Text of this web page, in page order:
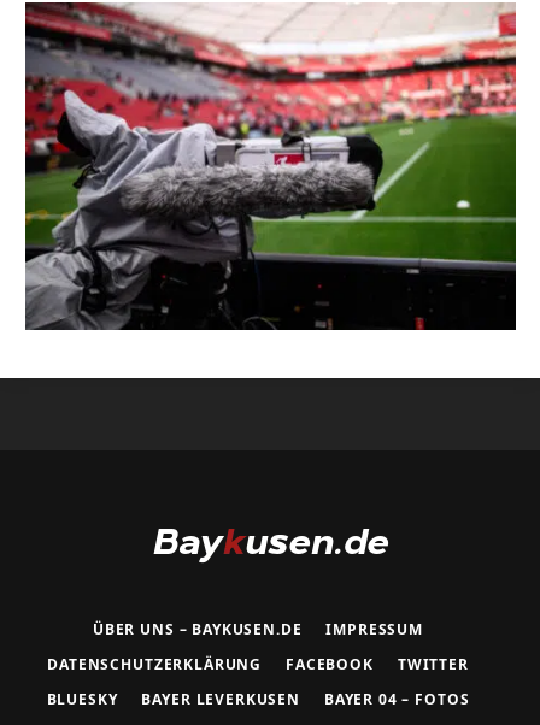
ÜBER UNS – BAYKUSEN.DE
IMPRESSUM
DATENSCHUTZERKLÄRUNG
FACEBOOK
TWITTER
BLUESKY
BAYER LEVERKUSEN
BAYER 04 – FOTOS